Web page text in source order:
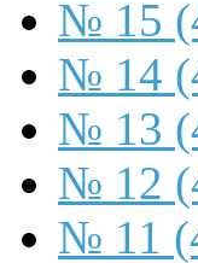
№ 15
№ 14
№ 13
№ 12
№ 11